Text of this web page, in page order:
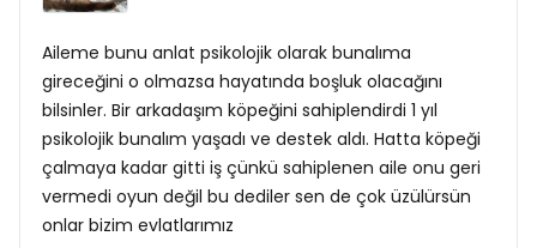
Aileme bunu anlat psikolojik olarak bunalıma
gireceğini o olmazsa hayatında boşluk olacağını
bilsinler. Bir arkadaşım köpeğini sahiplendirdi 1 yıl
psikolojik bunalım yaşadı ve destek aldı. Hatta köpeği
çalmaya kadar gitti iş çünkü sahiplenen aile onu geri
vermedi oyun değil bu dediler sen de çok üzülürsün
onlar bizim evlatlarımız